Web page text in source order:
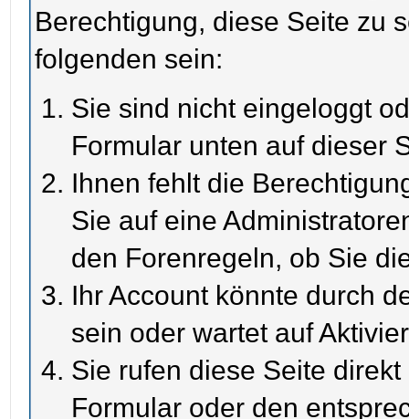
Berechtigung, diese Seite zu
folgenden sein:
Sie sind nicht eingeloggt
Formular unten auf dieser
Ihnen fehlt die
Sie auf eine
den Forenregeln, ob Sie
Ihr Account könnte durch
sein oder wartet auf
Sie rufen diese Seite
Formular oder den